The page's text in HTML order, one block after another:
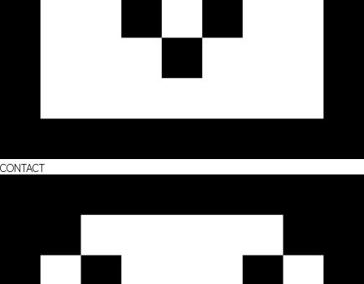
CONTACT